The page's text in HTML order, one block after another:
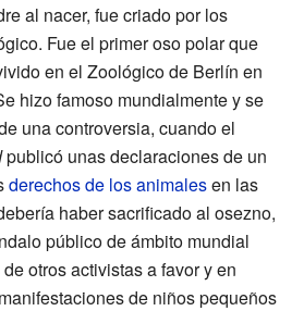
al nacer, fue criado por los
Fue el primer oso polar que
en el Zoológico de Berlín en
hizo famoso mundialmente y se
una controversia, cuando el
publicó unas declaraciones de un
derechos de los animalesen las
haber sacrificado al osezno,
público de ámbito mundial
otros activistas a favor y en
de niños pequeños